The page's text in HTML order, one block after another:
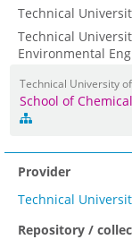
Technical
Technical
Environmental
Technical University
School of
Provider
Technical
Repository /